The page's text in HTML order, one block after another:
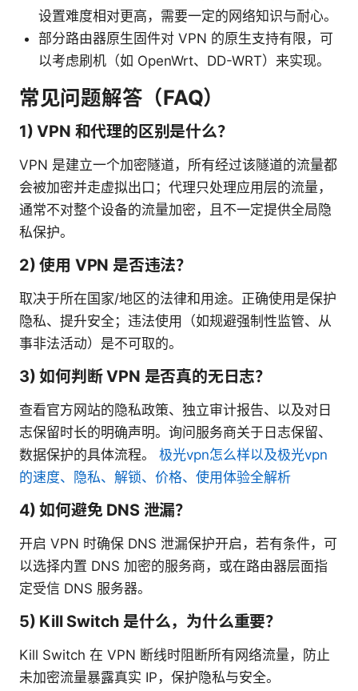
设置难度相对更高，需要一定的网络知识与耐心。
部分路由器原生固件对 VPN 的原生支持有限，可
以考虑刷机（如 OpenWrt、DD-WRT）来实现。
常见问题解答（FAQ）
1) VPN 和代理的区别是什么？
VPN 是建立一个加密隧道，所有经过该隧道的流量都
会被加密并走虚拟出口；代理只处理应用层的流量，
通常不对整个设备的流量加密，且不一定提供全局隐
私保护。
2) 使用 VPN 是否违法？
取决于所在国家/地区的法律和用途。正确使用是保护
隐私、提升安全；违法使用（如规避强制性监管、从
事非法活动）是不可取的。
3) 如何判断 VPN 是否真的无日志？
查看官方网站的隐私政策、独立审计报告、以及对日
志保留时长的明确声明。询问服务商关于日志保留、
数据保护的具体流程。 极光vpn怎么样以及极光vpn
的速度、隐私、解锁、价格、使用体验全解析
4) 如何避免 DNS 泄漏？
开启 VPN 时确保 DNS 泄漏保护开启，若有条件，可
以选择内置 DNS 加密的服务商，或在路由器层面指
定受信 DNS 服务器。
5) Kill Switch 是什么，为什么重要？
Kill Switch 在 VPN 断线时阻断所有网络流量，防止
未加密流量暴露真实 IP，保护隐私与安全。